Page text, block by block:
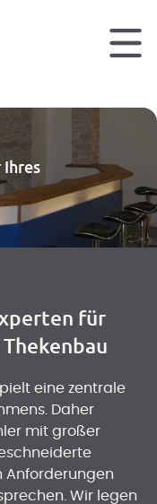
für
eine zentrale
Daher
mit großer
Anforderungen
Wir legen